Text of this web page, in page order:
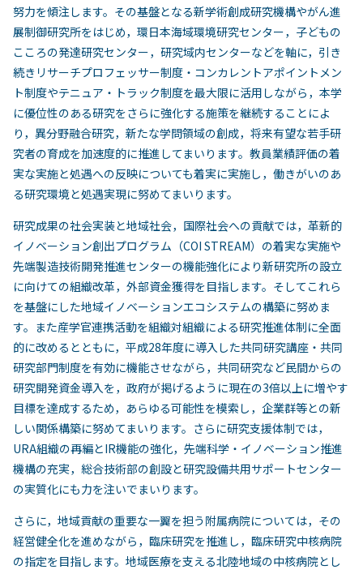
努力を傾注します。その基盤となる新学術創成研究機構やがん進
展制御研究所をはじめ，環日本海域環境研究センター，子どもの
こころの発達研究センター，研究域内センターなどを軸に，引き
続きリサーチプロフェッサー制度・コンカレントアポイントメン
ト制度やテニュア・トラック制度を最大限に活用しながら，本学
に優位性のある研究をさらに強化する施策を継続することによ
り，異分野融合研究，新たな学問領域の創成，将来有望な若手研
究者の育成を加速度的に推進してまいります。教員業績評価の着
実な実施と処遇への反映についても着実に実施し，働きがいのあ
る研究環境と処遇実現に努めてまいります。
研究成果の社会実装と地域社会，国際社会への貢献では，革新的
イノベーション創出プログラム（COI STREAM）の着実な実施や
先端製造技術開発推進センターの機能強化により新研究所の設立
に向けての組織改革，外部資金獲得を目指します。そしてこれら
を基盤にした地域イノベーションエコシステムの構築に努めま
す。また産学官連携活動を組織対組織による研究推進体制に全面
的に改めるとともに，平成28年度に導入した共同研究講座・共同
研究部門制度を有効に機能させながら，共同研究など民間からの
研究開発資金導入を，政府が掲げるように現在の3倍以上に増やす
目標を達成するため，あらゆる可能性を模索し，企業群等との新
しい関係構築に努めてまいります。さらに研究支援体制では，
URA組織の再編とIR機能の強化，先端科学・イノベーション推進
機構の充実，総合技術部の創設と研究設備共用サポートセンター
の実質化にも力を注いでまいります。
さらに，地域貢献の重要な一翼を担う附属病院については，その
経営健全化を進めながら，臨床研究を推進し，臨床研究中核病院
の指定を目指します。地域医療を支える北陸地域の中核病院とし